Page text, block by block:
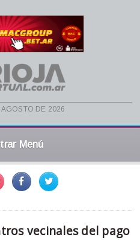
agosto de 2026
Menú
vecinales del pago